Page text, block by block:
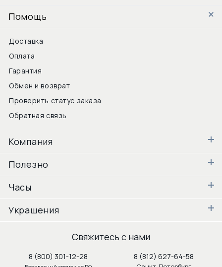
Помощь
Доставка
Оплата
Гарантия
Обмен и возврат
Проверить статус заказа
Обратная связь
Компания
Полезно
Часы
Украшения
Свяжитесь с нами
8 (800) 301-12-28 8 (812) 627-64-58